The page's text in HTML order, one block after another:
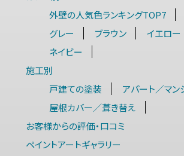
外壁の人気色ランキングTOP7
グレー
ブラウン イエロー
ネイビー
施工別
戸建ての塗装
アパート／マン
屋根カバー／葺き替え
お客様からの評価・口コミ
ペイントアートギャラリー